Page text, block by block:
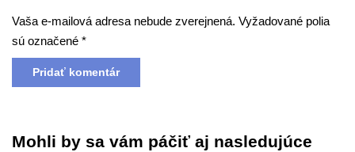
Vaša e-mailová adresa nebude zverejnená. Vyžadované polia
sú označené *
Mohli by sa vám páčiť aj nasledujúce